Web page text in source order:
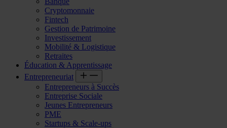
Cryptomonnaie
Fintech
Gestion de Patrimoine
Investissement
Mobilité & Logistique
Retraites
Éducation & Apprentissage
Entrepreneuriat
Entrepreneurs à Succès
Entreprise Sociale
Jeunes Entrepreneurs
PME
Startups & Scale-ups